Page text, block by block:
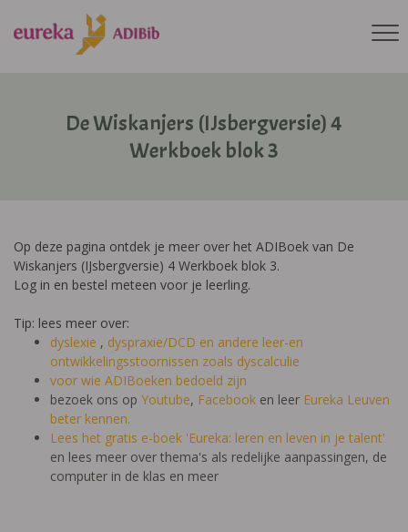
De Wiskanjers (IJsbergversie) 4
Werkboek blok 3
Op deze pagina ontdek je meer over het ADIBoek van De
Wiskanjers (IJsbergversie) 4 Werkboek blok 3.
Log in en bestel meteen voor je leerling.
Tip: lees meer over:
dyslexie , dyspraxie/DCD en andere leer-en
ontwikkelingsstoornissen zoals dyscalculie
voor wie ADIBoeken bedoeld zijn
bezoek ons op Youtube, Facebook en leer Eureka Leuven
beter kennen.
Lees het gratis e-boek 'Eureka: leren en leven in je talent'
en lees meer over thema's als redelijke aanpassingen, de
computer in de klas en meer